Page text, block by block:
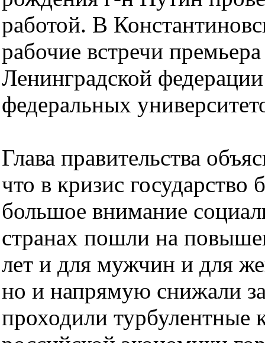
работой. В
рабочие встречи
Ленинградской
федеральных
Глава правительства
что в кризис государство
большое внимание
странах пошли на
лет и для мужчин и для
но и напрямую снижали
проходили